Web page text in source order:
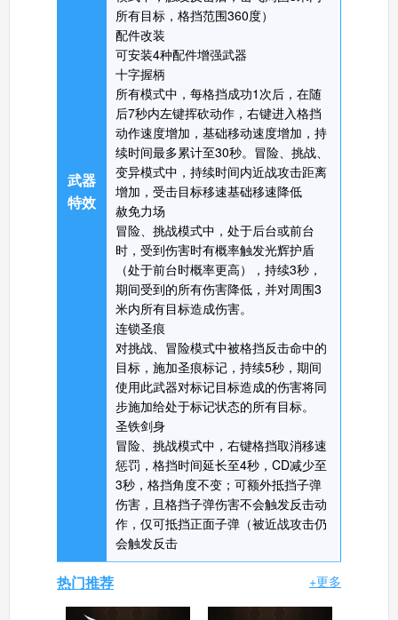
搜
武器
特效
所有目标，格挡范围360度）
配件改装
可安装4种配件增强武器
十字握柄
所有模式中，每格挡成功1次后，在随
后7秒内左键挥砍动作，右键进入格挡
动作速度增加，基础移动速度增加，持
续时间最多累计至30秒。冒险、挑战、
变异模式中，持续时间内近战攻击距离
增加，受击目标移速基础移速降低
赦免力场
冒险、挑战模式中，处于后台或前台
时，受到伤害时有概率触发光辉护盾
（处于前台时概率更高），持续3秒，
期间受到的所有伤害降低，并对周围3
米内所有目标造成伤害。
连锁圣痕
对挑战、冒险模式中被格挡反击命中的
目标，施加圣痕标记，持续5秒，期间
使用此武器对标记目标造成的伤害将同
步施加给处于标记状态的所有目标。
圣铁剑身
冒险、挑战模式中，右键格挡取消移速
惩罚，格挡时间延长至4秒，CD减少至
3秒，格挡角度不变；可额外抵挡子弹
伤害，且格挡子弹伤害不会触发反击动
作，仅可抵挡正面子弹（被近战攻击仍
会触发反击
热门推荐 +更多